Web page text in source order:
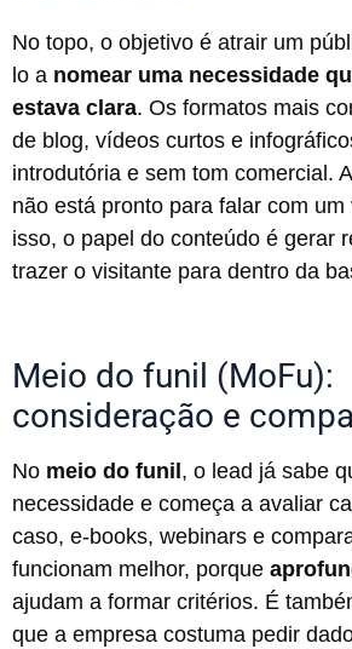
No topo, o objetivo é atrair um
lo a nomear uma necessidade
estava clara. Os formatos mais
de blog, vídeos curtos e
introdutória e sem tom comercial.
não está pronto para falar com um
isso, o papel do conteúdo é gerar
trazer o visitante para dentro da
Meio do funil (MoFu):
consideração e
No meio do funil, o lead já sabe
necessidade e começa a avaliar
caso, e-books, webinars e
funcionam melhor, porque
ajudam a formar critérios. É
que a empresa costuma pedir